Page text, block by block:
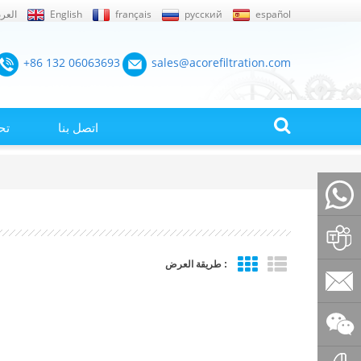
English français русский español
+86 132 06063693 sales@acorefiltration.com
اتصل بنا
طريقة العرض :
Rufus
Huang